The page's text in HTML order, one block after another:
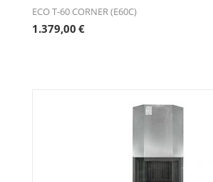
ECO Τ-60 CORNER (E60C)
1.379,00 €